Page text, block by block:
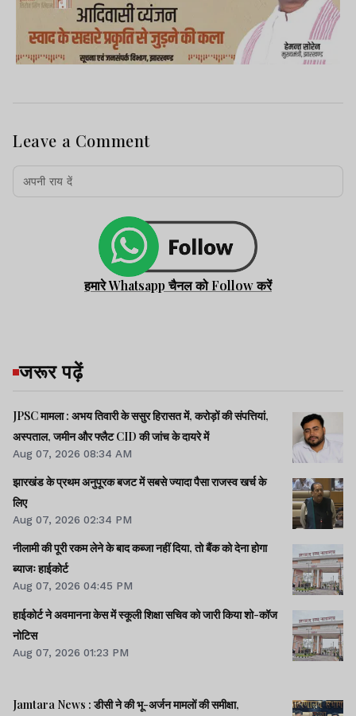
Leave a Comment
हमारे Whatsapp चैनल को Follow करें
जरूर पढ़ें
JPSC मामला : अभय तिवारी के ससुर हिरासत में, करोड़ों की संपत्तियां,
अस्पताल, जमीन और फ्लैट CID की जांच के दायरे में
Aug 07, 2026 08:34 AM
झारखंड के प्रथम अनुपूरक बजट में सबसे ज्यादा पैसा राजस्व खर्च के
लिए
Aug 07, 2026 02:34 PM
नीलामी की पूरी रकम लेने के बाद कब्जा नहीं दिया, तो बैंक को देना होगा
ब्याजः हाईकोर्ट
Aug 07, 2026 04:45 PM
हाईकोर्ट ने अवमानना केस में स्कूली शिक्षा सचिव को जारी किया शो-कॉज
नोटिस
Aug 07, 2026 01:23 PM
Jamtara News : डीसी ने की भू-अर्जन मामलों की समीक्षा,